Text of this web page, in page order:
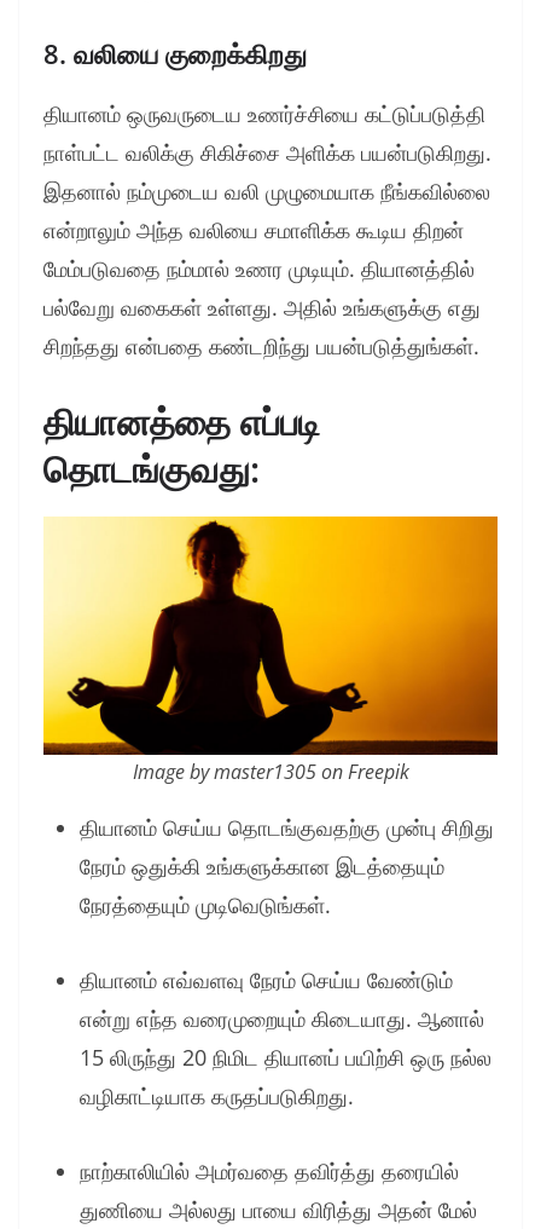
8. வலியை குறைக்கிறது
தியானம் ஒருவருடைய உணர்ச்சியை கட்டுப்படுத்தி
நாள்பட்ட வலிக்கு சிகிச்சை அளிக்க பயன்படுகிறது.
இதனால் நம்முடைய வலி முழுமையாக நீங்கவில்லை
என்றாலும் அந்த வலியை சமாளிக்க கூடிய திறன்
மேம்படுவதை நம்மால் உணர முடியும். தியானத்தில்
பல்வேறு வகைகள் உள்ளது. அதில் உங்களுக்கு எது
சிறந்தது என்பதை கண்டறிந்து பயன்படுத்துங்கள்.
தியானத்தை எப்படி
தொடங்குவது:
Image by master1305 on Freepik
தியானம் செய்ய தொடங்குவதற்கு முன்பு சிறிது
நேரம் ஒதுக்கி உங்களுக்கான இடத்தையும்
நேரத்தையும் முடிவெடுங்கள்.
தியானம் எவ்வளவு நேரம் செய்ய வேண்டும்
என்று எந்த வரைமுறையும் கிடையாது. ஆனால்
15 லிருந்து 20 நிமிட தியானப் பயிற்சி ஒரு நல்ல
வழிகாட்டியாக கருதப்படுகிறது.
நாற்காலியில் அமர்வதை தவிர்த்து தரையில்
துணியை அல்லது பாயை விரித்து அதன் மேல்